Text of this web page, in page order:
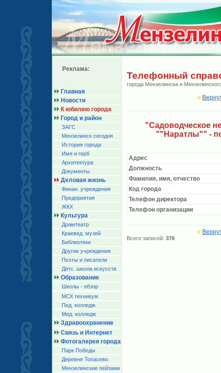
Реклама:
Главная
Новости
К юбилею города
Город и район
ЗАГС
Мензелинск сегодня
История города
Имя и герб
Архитектура
Документы
Деловая жизнь
Финан. учреждения
Предприятия
ЖКХ
Культура
Драмтеатр
Краевед. музей
Библиотеки
Другие учреждения
Поэты и писатели
Детс. школа искусств
Образование
Школы - обзор
МСХ техникум
Пед. колледж
Мед. колледж
Здравоохранение
Связь и Интернет
Фотогалерея города
Парк Победы
Деревня Топасево
Мензелинские пейзажи
Телефонный
города Мензелинска и
"Садоводческое
""Наратлы"" -
Адрес
Должность
Фамилия, имя, отчество
Код города
Телефон директора
Телефон организации
Всего записей: 376